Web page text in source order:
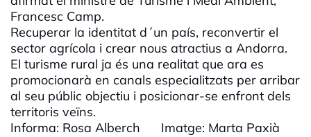
Francesc Camp.
Recuperar la identitat d´un país, reconvertir el
sector agrícola i crear nous atractius a Andorra.
El turisme rural ja és una realitat que ara es
promocionarà en canals especialitzats per arribar
al seu públic objectiu i posicionar-se enfront dels
territoris veïns.
Informa: Rosa Alberch Imatge: Marta Paxià